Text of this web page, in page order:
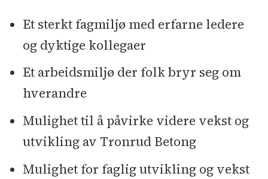
Et sterkt fagmiljø med erfarne ledere
og dyktige kollegaer
Et arbeidsmiljø der folk bryr seg om
hverandre
Mulighet til å påvirke videre vekst og
utvikling av Tronrud Betong
Mulighet for faglig utvikling og vekst